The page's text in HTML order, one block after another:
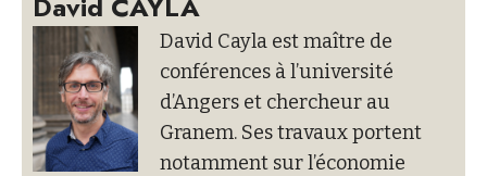
David Cayla est maître de
conférences à l’université
d’Angers et chercheur au
Granem. Ses travaux portent
notamment sur l’économie